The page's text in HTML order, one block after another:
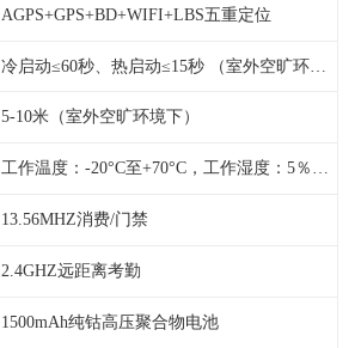
AGPS+GPS+BD+WIFI+LBS五重定位
5-10米（室外空旷环境下）
工作温度：-20°C至+70°C，工作湿度：5％〜95％RH
13.56MHZ消费/门禁
2.4GHZ远距离考勤
1500mAh纯钴高压聚合物电池